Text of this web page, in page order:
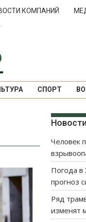
КОМПАНИЙ
СПОРТ
Новости
Человек
Погода в
прогноз
Ряд
изменят